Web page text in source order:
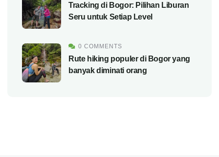
Tracking di Bogor: Pilihan Liburan
Seru untuk Setiap Level
0 COMMENTS
Rute hiking populer di Bogor yang
banyak diminati orang